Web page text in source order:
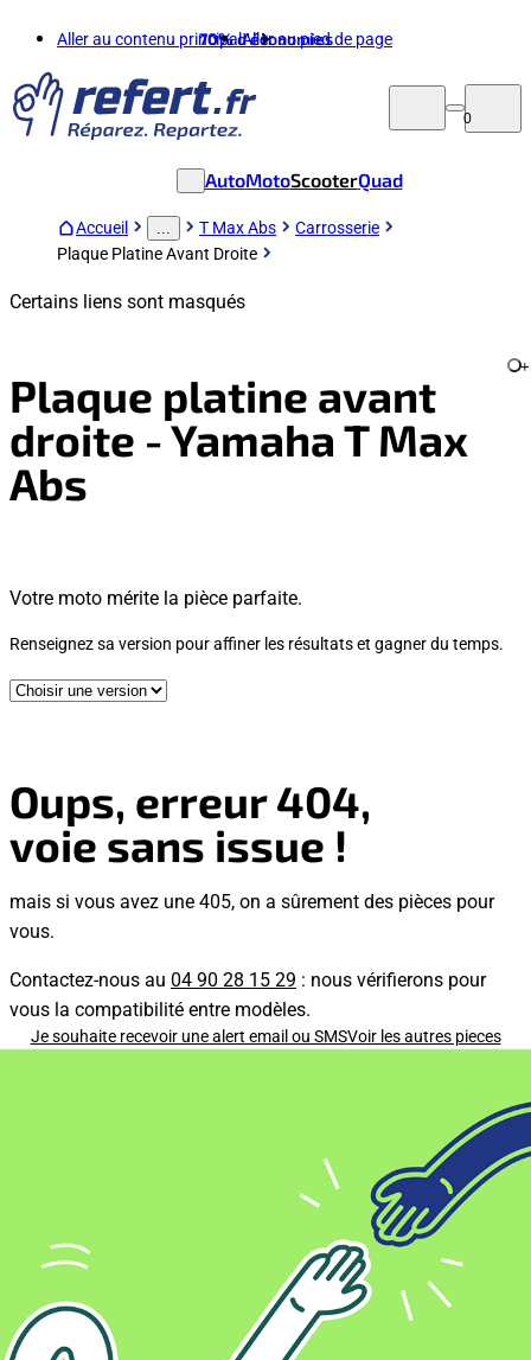
Aller au contenu principalAller au pied de page
70%d'économies
0
AutoMotoScooterQuad
Accueil T Max Abs
Carrosserie
Plaque Platine Avant Droite
Certains liens sont masqués
Plaque platine avant
droite - Yamaha T Max
Abs
+
Votre moto mérite la pièce parfaite.
Renseignez sa version pour affiner les résultats et gagner du temps.
Oups, erreur 404,
voie sans issue !
mais si vous avez une 405, on a sûrement des pièces pour
vous.
Contactez-nous au 04 90 28 15 29 : nous vérifierons pour
vous la compatibilité entre modèles.
Je souhaite recevoir une alert email ou SMSVoir les autres pieces